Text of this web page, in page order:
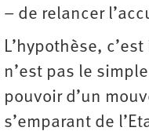
– de relancer
L’hypothèse,
n’est pas le
pouvoir d’un
s’emparant de